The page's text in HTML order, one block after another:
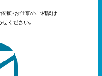
頼・お仕事のご相談は
ください。